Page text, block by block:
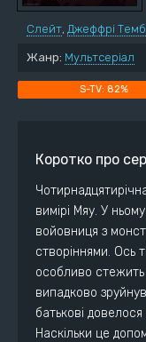
Слейт, Джеффрі
Жанр: Мультсеріал
82%
Коротко про
вимірі Мяу. У
войовниця з
створіннями. Ось
особливо стежить
випадково
батькові
Наскільки це